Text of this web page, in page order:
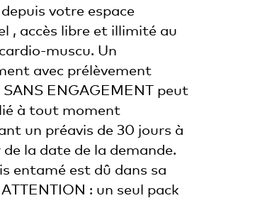
votre espace
, accès libre et illimité au
muscu. Un
avec prélèvement
SANS ENGAGEMENT peut
à tout moment
un préavis de 30 jours à
la date de la demande.
entamé est dû dans sa
: un seul pack